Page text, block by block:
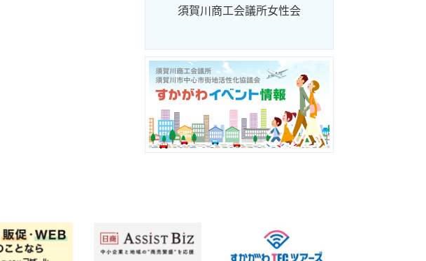
須賀川商工会議所女性会